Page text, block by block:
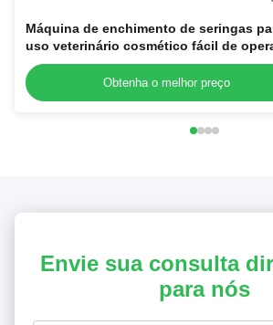
Máquina de enchimento de seringas
uso veterinário cosmético fácil de
220V Jato de seringas plásticas
Obtenha o melhor preço
Envie sua consulta
para nós